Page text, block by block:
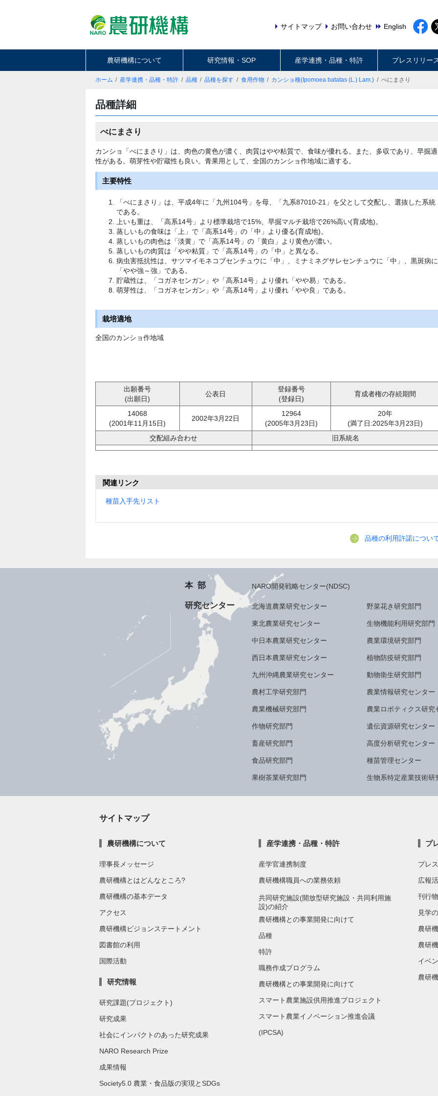
サイトマップ お問い合わせ English
農研機構について 研究情報・SOP 産学連携・品種・特許 プレスリリー
ホーム 産学連携・品種・特許 品種 品種を探す 食用作物 カンショ種(Ipomoea batatas (L.) Lam.) べにまさり
品種詳細
べにまさり
カンショ「べにまさり」は、肉色の黄色が濃く、肉質はやや粘質で、食味が優れる。また、多収であり、早掘適
性がある。萌芽性や貯蔵性も良い。青果用として、全国のカンショ作地域に適する。
主要特性
「べにまさり」は、平成4年に「九州104号」を母、「九系87010-21」を父として交配し、選抜した系統
である。
上いも重は、「高系14号」より標準栽培で15%、早掘マルチ栽培で26%高い(育成地)。
蒸しいもの食味は「上」で「高系14号」の「中」より優る(育成地)。
蒸しいもの肉色は「淡黄」で「高系14号」の「黄白」より黄色が濃い。
蒸しいもの肉質は「やや粘質」で「高系14号」の「中」と異なる。
病虫害抵抗性は、サツマイモネコブセンチュウに「中」、ミナミネグサレセンチュウに「中」、黒斑病に
「やや強～強」である。
貯蔵性は、「コガネセンガン」や「高系14号」より優れ「やや易」である。
萌芽性は、「コガネセンガン」や「高系14号」より優れ「やや良」である。
栽培適地
全国のカンショ作地域
出願番号
(出願日)
公表日
登録番号
(登録日)
育成者権の存続期間
14068
(2001年11月15日)
2002年3月22日
12964
(2005年3月23日)
20年
(満了日:2025年3月23日)
交配組み合わせ
旧系統名
関連リンク
種苗入手先リスト
品種の利用許諾につい
本部 NARO開発戦略センター(NDSC)
研究センター 北海道農業研究センター
東北農業研究センター
中日本農業研究センター
西日本農業研究センター
九州沖縄農業研究センター
農村工学研究部門
農業機械研究部門
作物研究部門
畜産研究部門
食品研究部門
果樹茶業研究部門
野菜花き研究部門
生物機能利用研究部門
農業環境研究部門
植物防疫研究部門
動物衛生研究部門
農業情報研究センター
農業ロボティクス研究
遺伝資源研究センター
高度分析研究センター
種苗管理センター
生物系特定産業技術研
サイトマップ
農研機構について
理事長メッセージ
農研機構とはどんなところ?
農研機構の基本データ
アクセス
農研機構ビジョンステートメント
図書館の利用
国際活動
研究情報
研究課題(プロジェクト)
研究成果
社会にインパクトのあった研究成果
NARO Research Prize
成果情報
Society5.0 農業・食品版の実現とSDGs
産学連携・品種・特許
産学官連携制度
農研機構職員への業務依頼
共同研究施設(開放型研究施設・共同利用施
設)の紹介
農研機構との事業開発に向けて
品種
特許
職務作成プログラム
農研機構との事業開発に向けて
スマート農業施設供用推進プロジェクト
スマート農業イノベーション推進会議
(IPCSA)
プ
プレ
広報
刊行
見学
農研
農研
イベ
農研